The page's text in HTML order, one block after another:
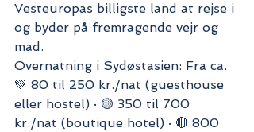
Vesteuropas billigste land at rejse i
og byder på fremragende vejr og
mad.
Overnatning i Sydøstasien: Fra ca.
💚 80 til 250 kr./nat (guesthouse
eller hostel) · 🟡 350 til 700
kr./nat (boutique hotel) · 🔴 800